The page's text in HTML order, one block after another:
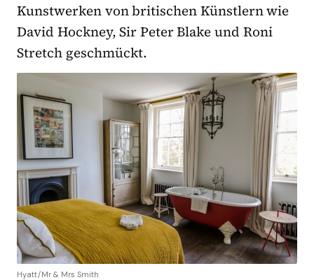
Kunstwerken von britischen Künstlern wie
David Hockney, Sir Peter Blake und Roni
Stretch geschmückt.
Hyatt/Mr & Mrs Smith